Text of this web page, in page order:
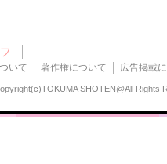
いて 著作権について 広告掲載
SHOTEN@All Rights